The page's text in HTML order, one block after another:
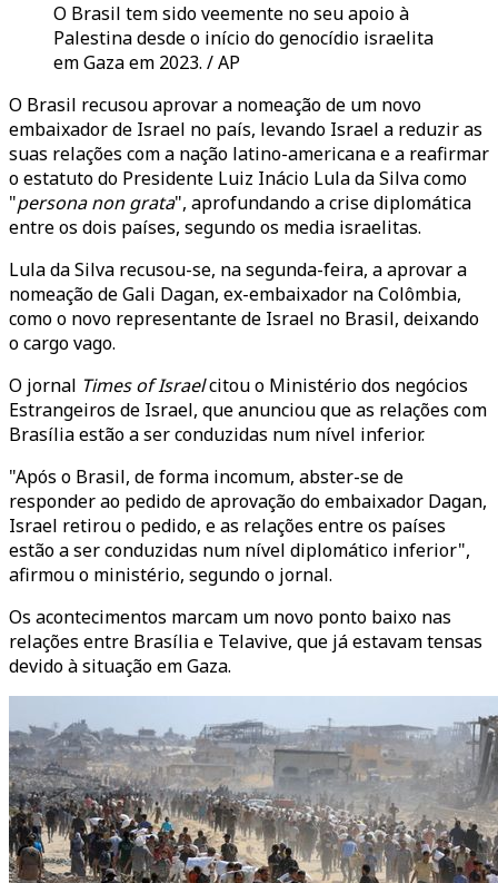
O Brasil tem sido veemente no seu apoio à
Palestina desde o início do genocídio israelita
em Gaza em 2023. / AP
O Brasil recusou aprovar a nomeação de um novo
embaixador de Israel no país, levando Israel a reduzir as
suas relações com a nação latino-americana e a reafirmar
o estatuto do Presidente Luiz Inácio Lula da Silva como
"persona non grata", aprofundando a crise diplomática
entre os dois países, segundo os media israelitas.
Lula da Silva recusou-se, na segunda-feira, a aprovar a
nomeação de Gali Dagan, ex-embaixador na Colômbia,
como o novo representante de Israel no Brasil, deixando
o cargo vago.
O jornal Times of Israelcitou o Ministério dos negócios
Estrangeiros de Israel, que anunciou que as relações com
Brasília estão a ser conduzidas num nível inferior.
"Após o Brasil, de forma incomum, abster-se de
responder ao pedido de aprovação do embaixador Dagan,
Israel retirou o pedido, e as relações entre os países
estão a ser conduzidas num nível diplomático inferior",
afirmou o ministério, segundo o jornal.
Os acontecimentos marcam um novo ponto baixo nas
relações entre Brasília e Telavive, que já estavam tensas
devido à situação em Gaza.